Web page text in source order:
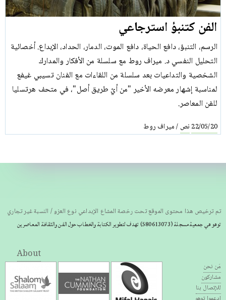
الفن كتنبؤ استرجاعي
الرسم، التنبؤ، دافع الحياة، دافع الموت، الدمار، الحداد، الإبداع. أخصائية
التحليل النفسي د. ميراف روط مع سلسلة من الأفكار والمدارك
الشخصية والتداعيات بعد سلسلة من اللقاءات مع الفنان تسيبي غيفع
لمناسبة إشهار معرضه الأخير "من أيّ طريق أصل"، في متحف هرتسليا
للفن المعاصر.
22/05/20 نص /ميراف روط
تم ترخيص هذا محتوى الموقع تحت رخصة المشاع الإبداعي نوع العزو / النسبة غير تجاري
توهو هي جمعية مسجلة(580613073) تهدف لتطوير الكتابة والخطاب حول الفن والثقافة المعاصرين
About
مَن نحن
مشاركون
للإتصال بنا